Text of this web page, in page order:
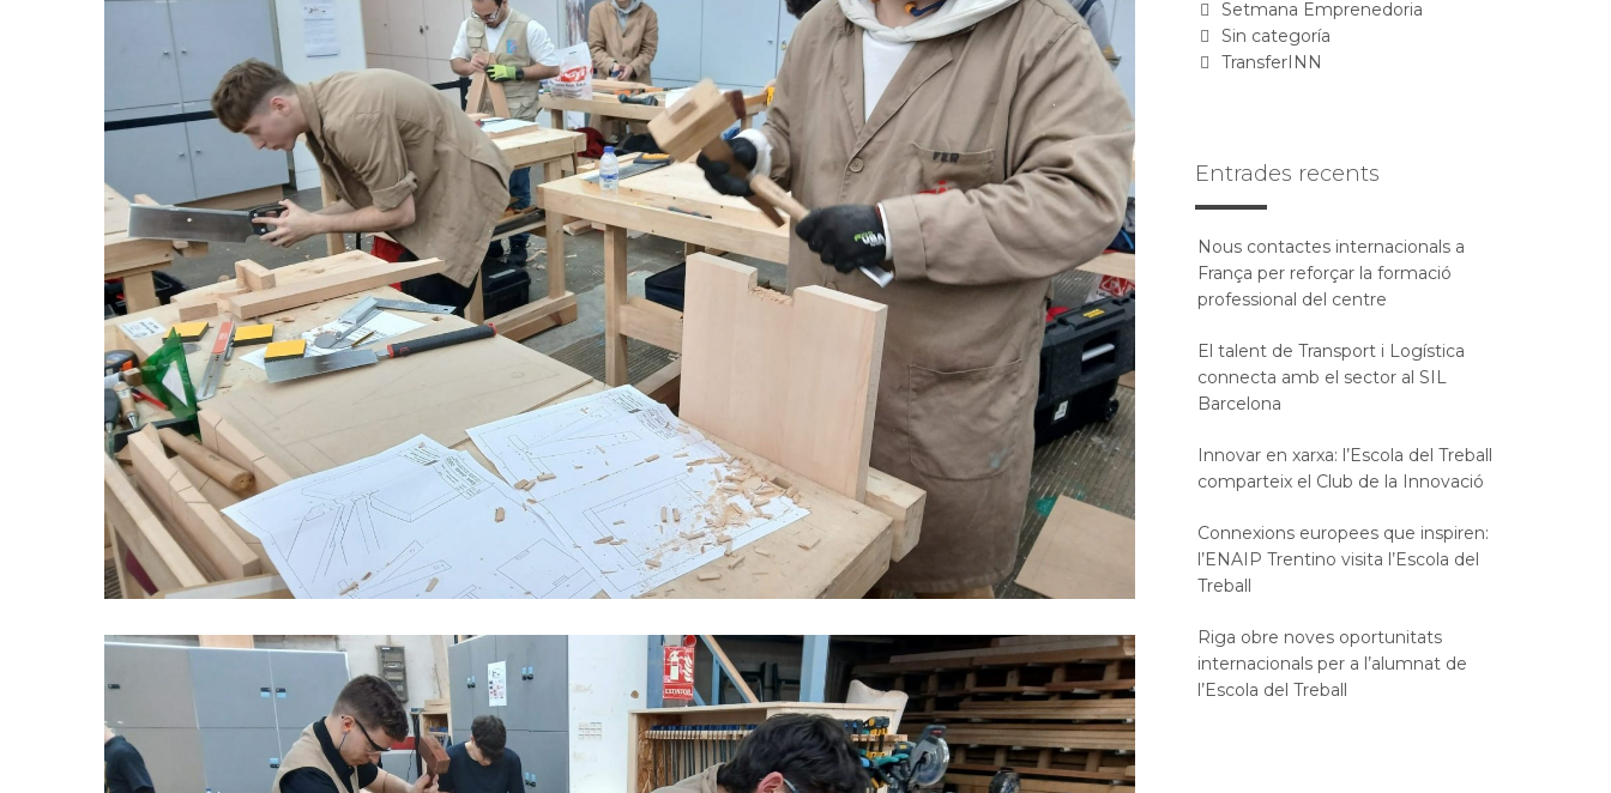
Setmana Emprenedoria
Sin categoría
TransferINN
Entrades recents
Nous contactes internacionals a
França per reforçar la formació
professional del centre
El talent de Transport i Logística
connecta amb el sector al SIL
Barcelona
Innovar en xarxa: l’Escola del Treball
comparteix el Club de la Innovació
Connexions europees que inspiren:
l’ENAIP Trentino visita l’Escola del
Treball
Riga obre noves oportunitats
internacionals per a l’alumnat de
l’Escola del Treball